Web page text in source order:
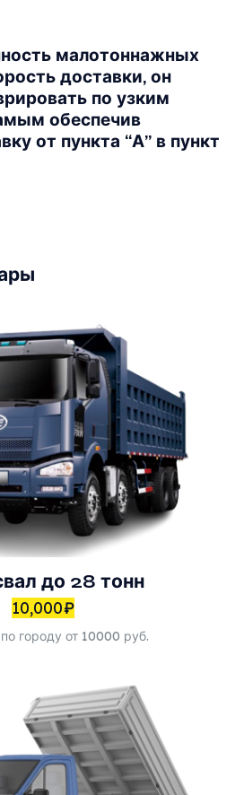
малотоннажных
доставки, он
по узким
обеспечив
от пункта “А” в пункт
до 28 тонн
10,000₽
городу от 10000 руб.